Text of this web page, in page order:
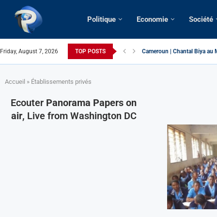
Politique Economie Société
Friday, August 7, 2026 TOP POSTS
Cameroun | Chantal Biya au
Succession présidentielle >
Accueil » Établissements privés
Ecouter Panorama Papers on
air, Live from Washington DC